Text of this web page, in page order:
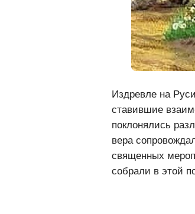
Издревле на
ставившие
поклонялись
вера
священных